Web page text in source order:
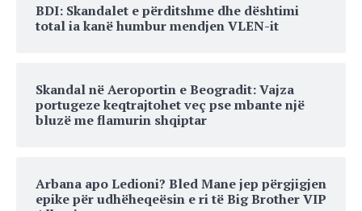
BDI: Skandalet e përditshme dhe dështimi
total ia kanë humbur mendjen VLEN-it
Skandal në Aeroportin e Beogradit: Vajza
portugeze keqtrajtohet veç pse mbante një
bluzë me flamurin shqiptar
Arbana apo Ledioni? Bled Mane jep përgjigjen
epike për udhëheqeësin e ri të Big Brother VIP